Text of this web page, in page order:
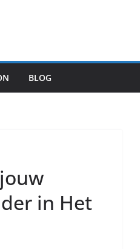
BLOG
in Het